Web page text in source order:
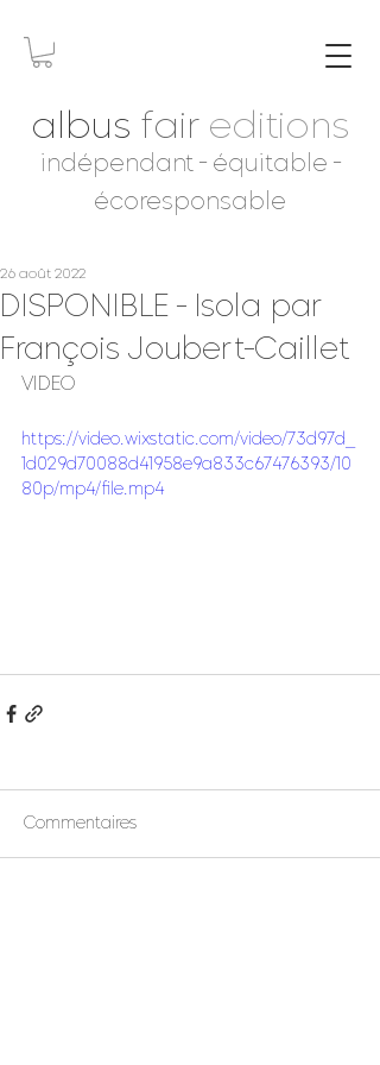
albus fair editions
indépendant - équitable -
écoresponsable
DISPONIBLE - Isola par
François Joubert-Caillet
26 août 2022
VIDEO
https://video.wixstatic.com/video/73d97d_
1d029d70088d41958e9a833c67476393/10
80p/mp4/file.mp4
Commentaires